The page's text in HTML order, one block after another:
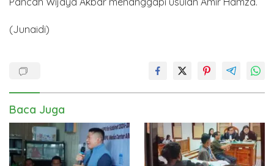
(Junaidi)
Baca Juga